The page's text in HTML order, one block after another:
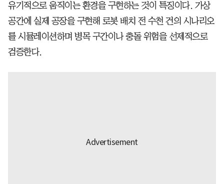
유기적으로 움직이는 환경을 구현하는 것이 특징이다. 가상
공간에 실제 공장을 구현해 로봇 배치 전 수천 건의 시나리오
를 시뮬레이션하며 병목 구간이나 충돌 위험을 선제적으로
검증한다.